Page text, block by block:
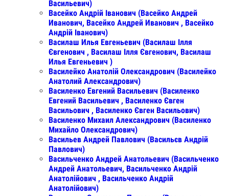
Васильевич)
Васейко Андрій Іванович (Васейко Андрей
Иванович, Васейко Андрей Иванович , Васейко
Андрій Іванович)
Василаш Илья Евгеньевич (Василаш Ілля
Євгенович , Василаш Ілля Євгенович, Василаш
Илья Евгеньевич )
Василейко Анатолій Олександрович (Василейко
Анатолий Александрович)
Василенко Евгений Васильевич (Василенко
Евгений Васильевич , Василенко Євген
Васильович , Василенко Євген Васильович)
Василенко Михаил Александрович (Василенко
Михайло Олександрович)
Васильев Андрей Павлович (Васильєв Андрій
Павлович)
Васильченко Андрей Анатольевич (Васильченко
Андрей Анатольевич, Васильченко Андрій
Анатолійович , Васильченко Андрій
Анатолійович)